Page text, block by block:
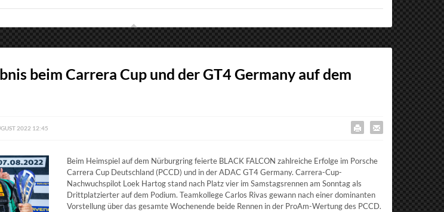
beim Carrera Cup und der GT4 Germany auf dem
2022 12:45
Beim Heimspiel auf dem Nürburgring feierte BLACK FALCON zahlreiche Erfolge im Porsche
Carrera Cup Deutschland (PCCD) und in der ADAC GT4 Germany. Carrera-Cup-
Nachwuchspilot Loek Hartog stand nach Platz vier im Samstagsrennen am Sonntag als
Drittplatzierter auf dem Podium. Teamkollege Carlos Rivas gewann nach einer dominanten
Vorstellung über das gesamte Wochenende beide Rennen in der ProAm-Wertung des PCCD.